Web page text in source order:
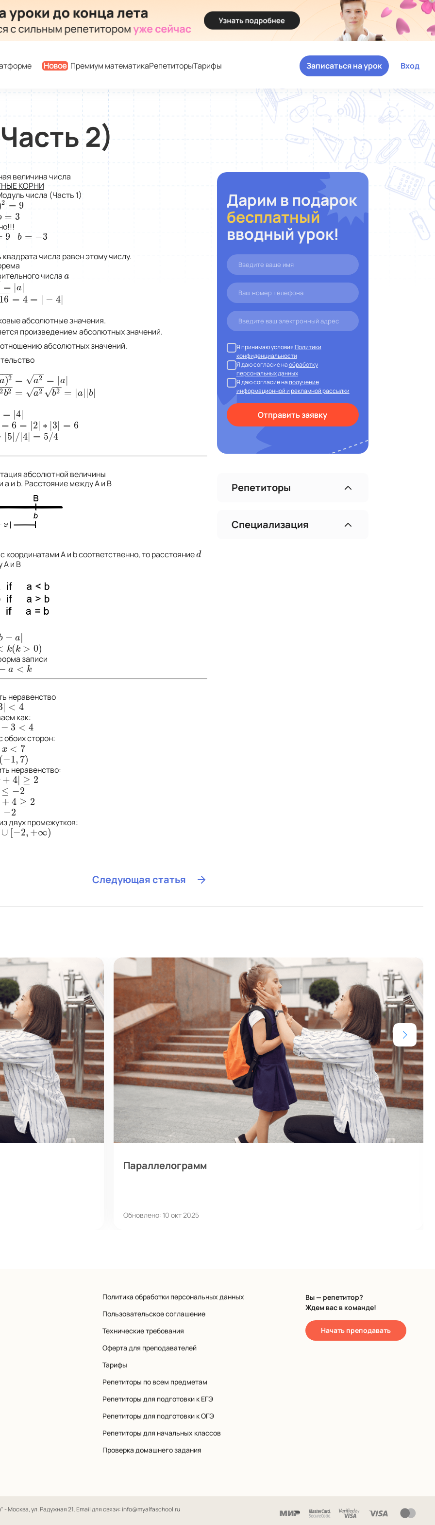
Новое Премиум математикаРепетиторыТарифы Вход
Записаться на урок
2)
величина числа
КОРНИ
числа (Часть 1)
2 = 9
2=9
= 3
=3
9 b = −3
b =− 3
числа равен этому числу.
числа a
a
= |a
|
− = 4 = − 4|
4|
абсолютные значения.
произведением абсолютных значений.
абсолютных значений.
a)2
−
−
= a2
−−
√ = a
a|
2b2
−
−
= a2
−−
√ b2
−−
√ = a b|
|a| b|
= |4
|
= 6 = 2 ∗ 3 = 6
∗|3 = 6
5 / 4| = 5/4
5/ 4
абсолютной величины
a и b. Расстояние между A и B
координатами A и b соответственно, то расстояниеd
d
A и B
− a
k(k > 0)
0 )
записи
a < k
неравенство
< 4
как:
− 3 < 4
4
обоих сторон:
x < 7
(−1, 7)
(−1,7)
неравенство:
+ 4| ≥ 2
4|≥2
≤ −2
2
+ 4 ≥ 2
2
−2
двух промежутков:
∪ [−2, +∞)
2,+ ∞)
Следующая статья
Дарим в подарок
бесплатный
вводный урок!
Я принимаю условияПолитики
конфиденциальности
Я даю согласие наобработку
персональных данных
Я даю согласие наполучение
информационной и рекламной рассылки
Отправить заявку
Репетиторы
Специализация
Параллелограмм
Обновлено: 10 окт 2025
Политика обработки персональных данных
Пользовательское соглашение
Технические требования
Оферта для преподавателей
Тарифы
Репетиторы по всем предметам
Репетиторы для подготовки к ЕГЭ
Репетиторы для подготовки к ОГЭ
Репетиторы для начальных классов
Проверка домашнего задания
Вы — репетитор?
Ждем вас в команде!
Начать преподавать
Москва, ул. Радужная 21. Email для связи: info@myalfaschool.ru